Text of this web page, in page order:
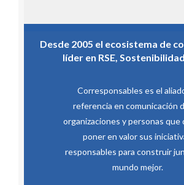
Desde 2005 el ecosistema de
líder en RSE,
Corresponsables es el
referencia en comunicación
organizaciones y personas que
poner en valor sus
responsables para construir
mundo mejor.